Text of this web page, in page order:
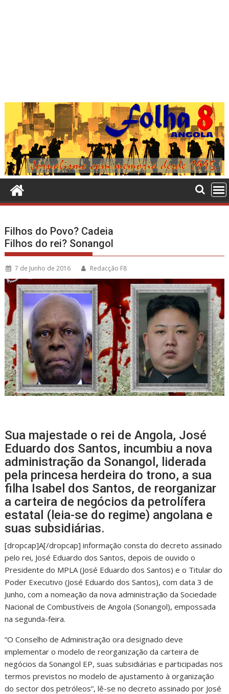
Filhos do Povo? Cadeia
Filhos do rei? Sonangol
7 de Junho de 2016 Redacção F8
Sua majestade o rei de Angola, José
Eduardo dos Santos, incumbiu a nova
administração da Sonangol, liderada
pela princesa herdeira do trono, a sua
filha Isabel dos Santos, de reorganizar
a carteira de negócios da petrolífera
estatal (leia-se do regime) angolana e
suas subsidiárias.
[dropcap]A[/dropcap] informação consta do decreto assinado
pelo rei, José Eduardo dos Santos, depois de ouvido o
Presidente do MPLA (José Eduardo dos Santos) e o Titular do
Poder Executivo (José Eduardo dos Santos), com data 3 de
Junho, com a nomeação da nova administração da Sociedade
Nacional de Combustíveis de Angola (Sonangol), empossada
na segunda-feira.
“O Conselho de Administração ora designado deve
implementar o modelo de reorganização da carteira de
negócios da Sonangol EP, suas subsidiárias e participadas nos
termos previstos no modelo de ajustamento à organização
do sector dos petróleos”, lê-se no decreto assinado por José